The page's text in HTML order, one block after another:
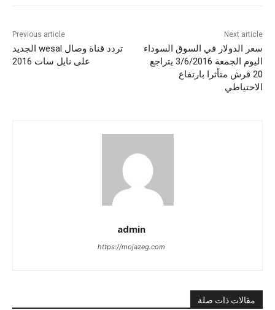
Previous article
تردد قناة وصال wesal الجديد
على نايل سات 2016
Next article
سعر الدولار في السوق السوداء
اليوم الجمعة 3/6/2016 يتراجع
20 قرش متأثرا بارتفاع
الاحتياطي
admin
https://mojazeg.com
مقالات ذات صلة